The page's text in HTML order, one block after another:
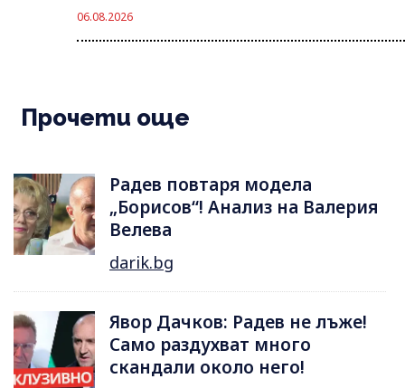
06.08.2026
Прочети още
Радев повтаря модела
„Борисов“! Анализ на Валерия
Велева
darik.bg
Явор Дачков: Радев не лъже!
Само раздухват много
скандали около него!